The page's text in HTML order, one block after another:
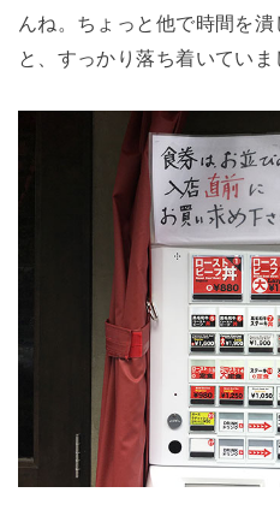
んね。ちょっと他で時間を
と、すっかり落ち着いていま